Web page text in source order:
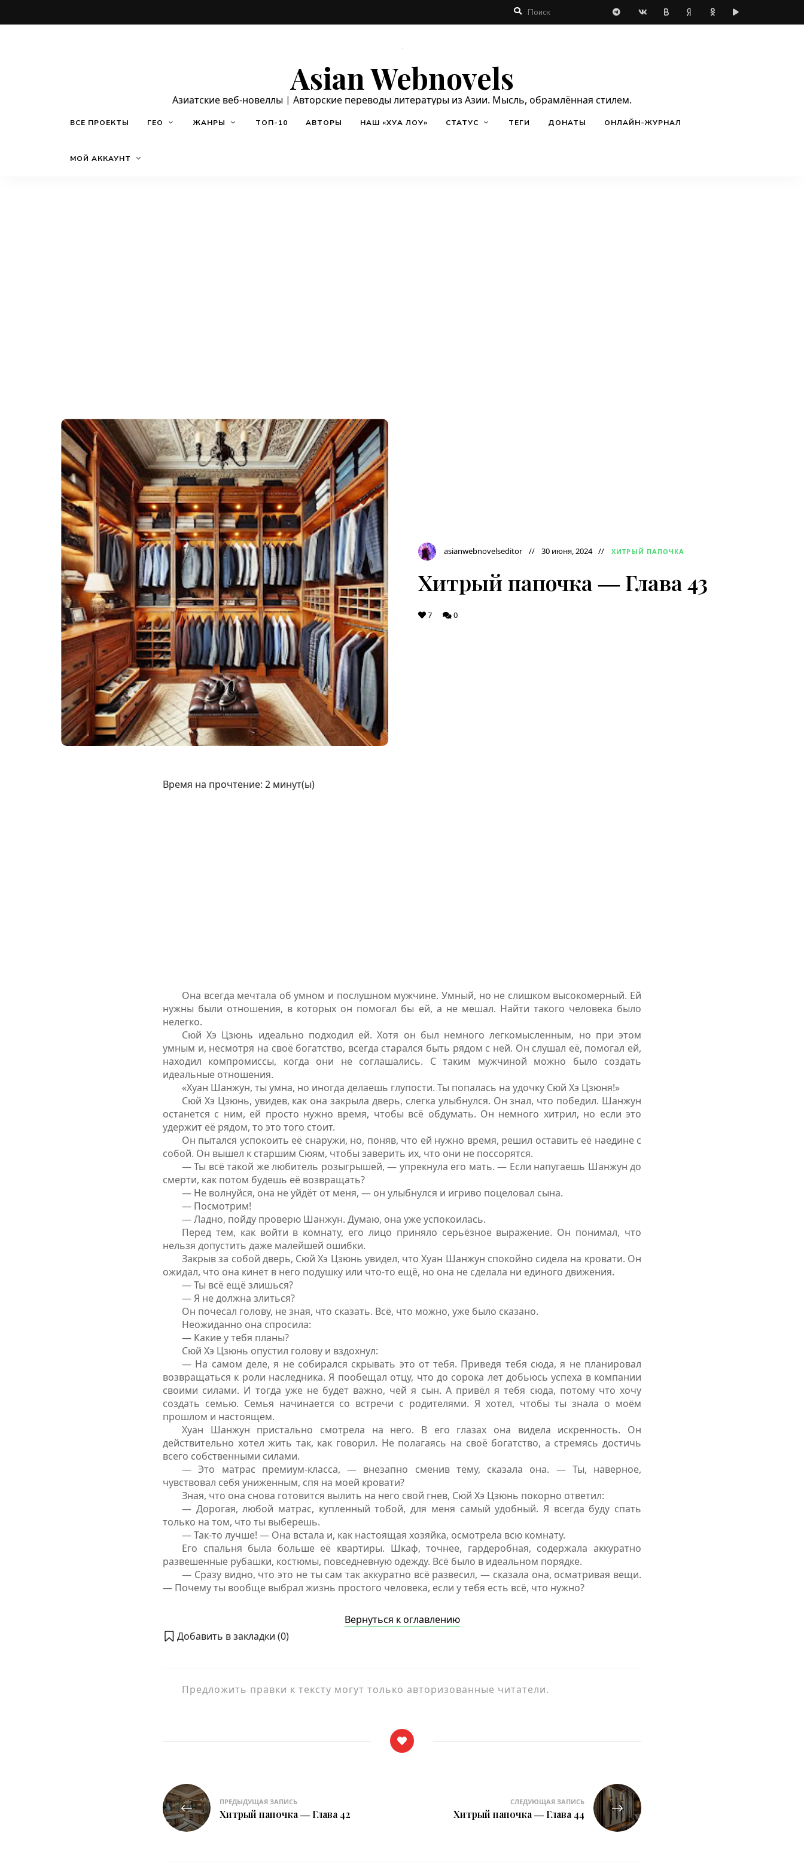
Asian Webnovels
Азиатские веб-новеллы | Авторские переводы литературы из Азии. Мысль, обрамлённая стилем.
ВСЕ ПРОЕКТЫ ГЕО ЖАНРЫ ТОП-10 АВТОРЫ НАШ «ХУА ЛОУ» СТАТУС ТЕГИ ДОНАТЫ ОНЛАЙН-ЖУРНАЛ
МОЙ АККАУНТ
asianwebnovelseditor 30 июня, 2024 ХИТРЫЙ ПАПОЧКА
Хитрый папочка ― Глава 43
7 0
Время на прочтение: 2 минут(ы)
Она всегда мечтала об умном и послушном мужчине. Умный, но не слишком высокомерный. Ей
нужны были отношения, в которых он помогал бы ей, а не мешал. Найти такого человека было
нелегко.
Сюй Хэ Цзюнь идеально подходил ей. Хотя он был немного легкомысленным, но при этом
умным и, несмотря на своё богатство, всегда старался быть рядом с ней. Он слушал её, помогал ей,
находил компромиссы, когда они не соглашались. С таким мужчиной можно было создать
идеальные отношения.
«Хуан Шанжун, ты умна, но иногда делаешь глупости. Ты попалась на удочку Сюй Хэ Цзюня!»
Сюй Хэ Цзюнь, увидев, как она закрыла дверь, слегка улыбнулся. Он знал, что победил. Шанжун
останется с ним, ей просто нужно время, чтобы всё обдумать. Он немного хитрил, но если это
удержит её рядом, то это того стоит.
Он пытался успокоить её снаружи, но, поняв, что ей нужно время, решил оставить её наедине с
собой. Он вышел к старшим Сюям, чтобы заверить их, что они не поссорятся.
— Ты всё такой же любитель розыгрышей, — упрекнула его мать. — Если напугаешь Шанжун до
смерти, как потом будешь её возвращать?
— Не волнуйся, она не уйдёт от меня, — он улыбнулся и игриво поцеловал сына.
— Посмотрим!
— Ладно, пойду проверю Шанжун. Думаю, она уже успокоилась.
Перед тем, как войти в комнату, его лицо приняло серьёзное выражение. Он понимал, что
нельзя допустить даже малейшей ошибки.
Закрыв за собой дверь, Сюй Хэ Цзюнь увидел, что Хуан Шанжун спокойно сидела на кровати. Он
ожидал, что она кинет в него подушку или что-то ещё, но она не сделала ни единого движения.
— Ты всё ещё злишься?
— Я не должна злиться?
Он почесал голову, не зная, что сказать. Всё, что можно, уже было сказано.
Неожиданно она спросила:
— Какие у тебя планы?
Сюй Хэ Цзюнь опустил голову и вздохнул:
— На самом деле, я не собирался скрывать это от тебя. Приведя тебя сюда, я не планировал
возвращаться к роли наследника. Я пообещал отцу, что до сорока лет добьюсь успеха в компании
своими силами. И тогда уже не будет важно, чей я сын. А привёл я тебя сюда, потому что хочу
создать семью. Семья начинается со встречи с родителями. Я хотел, чтобы ты знала о моём
прошлом и настоящем.
Хуан Шанжун пристально смотрела на него. В его глазах она видела искренность. Он
действительно хотел жить так, как говорил. Не полагаясь на своё богатство, а стремясь достичь
всего собственными силами.
— Это матрас премиум-класса, — внезапно сменив тему, сказала она. — Ты, наверное,
чувствовал себя униженным, спя на моей кровати?
Зная, что она снова готовится вылить на него свой гнев, Сюй Хэ Цзюнь покорно ответил:
— Дорогая, любой матрас, купленный тобой, для меня самый удобный. Я всегда буду спать
только на том, что ты выберешь.
— Так-то лучше! — Она встала и, как настоящая хозяйка, осмотрела всю комнату.
Его спальня была больше её квартиры. Шкаф, точнее, гардеробная, содержала аккуратно
развешенные рубашки, костюмы, повседневную одежду. Всё было в идеальном порядке.
— Сразу видно, что это не ты сам так аккуратно всё развесил, — сказала она, осматривая вещи.
— Почему ты вообще выбрал жизнь простого человека, если у тебя есть всё, что нужно?
Вернуться к оглавлению
Добавить в закладки (0)
Предложить правки к тексту могут только авторизованные читатели.
Навигация
по
записям
ПРЕДЫДУЩАЯ ЗАПИСЬ
Хитрый папочка ― Глава 42
СЛЕДУЮЩАЯ ЗАПИСЬ
Хитрый папочка ― Глава 44